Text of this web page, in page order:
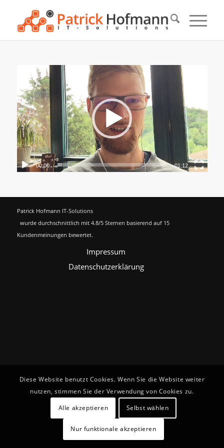
00:00 01:12
Patrick Hofmann IT-Solutions
wurde durchschnittlich mit 4.8/5 Sternen basierend auf 15
Kundenmeinungen bewertet.
Impressum
Datenschutzerklärung
Diese Website benutzt Cookies. Wenn Sie die Website weiter
nutzen, stimmen Sie der Verwendung von Cookies zu.
Alle akzeptieren
Selbst wählen
Nur funktionale akzeptieren